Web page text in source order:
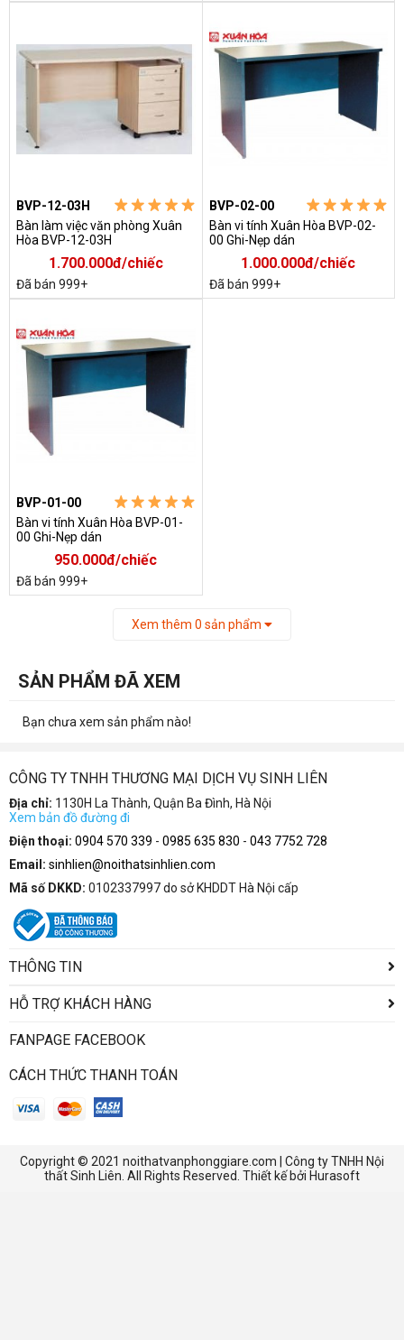
BVP-12-03H
Bàn làm việc văn phòng Xuân
Hòa BVP-12-03H
1.700.000đ/chiếc
Đã bán 999+
BVP-02-00
Bàn vi tính Xuân Hòa BVP-02-
00 Ghi-Nẹp dán
1.000.000đ/chiếc
Đã bán 999+
BVP-01-00
Bàn vi tính Xuân Hòa BVP-01-
00 Ghi-Nẹp dán
950.000đ/chiếc
Đã bán 999+
Xem thêm 0 sản phẩm
SẢN PHẨM ĐÃ XEM
Bạn chưa xem sản phẩm nào!
CÔNG TY TNHH THƯƠNG MẠI DỊCH VỤ SINH LIÊN
Địa chỉ: 1130H La Thành, Quận Ba Đình, Hà Nội
Xem bản đồ đường đi
Điện thoại: 0904 570 339 - 0985 635 830 - 043 7752 728
Email: sinhlien@noithatsinhlien.com
Mã số DKKD: 0102337997 do sở KHDDT Hà Nội cấp
THÔNG TIN
HỖ TRỢ KHÁCH HÀNG
FANPAGE FACEBOOK
CÁCH THỨC THANH TOÁN
Copyright © 2021 noithatvanphonggiare.com | Công ty TNHH Nội
thất Sinh Liên. All Rights Reserved. Thiết kế bởi Hurasoft